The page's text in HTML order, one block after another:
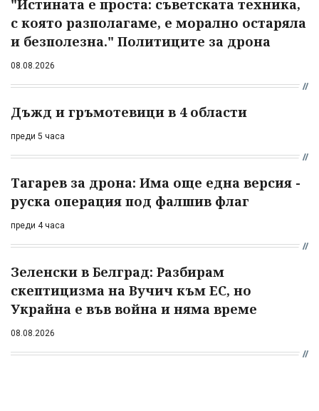
"Истината е проста: съветската техника,
с която разполагаме, е морално остаряла
и безполезна." Политиците за дрона
08.08.2026
Дъжд и гръмотевици в 4 области
преди 5 часа
Тагарев за дрона: Има още една версия -
руска операция под фалшив флаг
преди 4 часа
Зеленски в Белград: Разбирам
скептицизма на Вучич към ЕС, но
Украйна е във война и няма време
08.08.2026